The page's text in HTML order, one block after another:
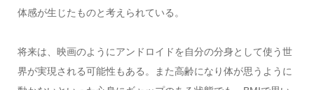
体感が生じたものと考えられている。
将来は、映画のようにアンドロイドを自分の分身として使う世
界が実現される可能性もある。また高齢になり体が思うように